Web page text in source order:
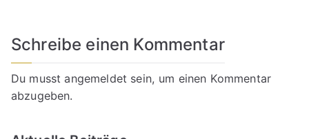
Schreibe einen Kommentar
Du musstangemeldet sein, um einen Kommentar
abzugeben.